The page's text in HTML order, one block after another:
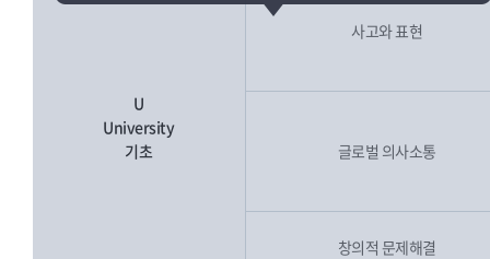
U
University
기초
사고와 표현
글로벌 의사소통
창의적 문제해결